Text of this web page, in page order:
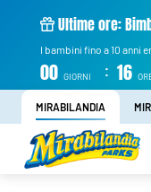
Ultime ore:
I bambini fino a 10 anni
00 GIORNI : 16
MIRABILANDIA